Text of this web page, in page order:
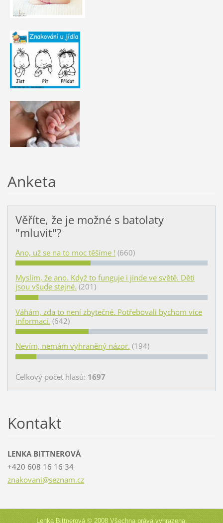
Anketa
Věříte, že je možné s batolaty
"mluvit"?
Ano, už se na to moc těšíme ! (660)
Myslím, že ano. Když to funguje i jinde ve světě. Děti
jsou všude stejné. (201)
Váhám, zda to není zbytečné. Potřebovali bychom více
informací. (642)
Nevím, nemám vyhraněný názor. (194)
Celkový počet hlasů: 1697
Kontakt
LENKA BITTNEROVÁ
+420 608 16 16 34
znakovani@seznam.cz
Lenka Bittnerová © 2008 Všechna práva vyhrazena.